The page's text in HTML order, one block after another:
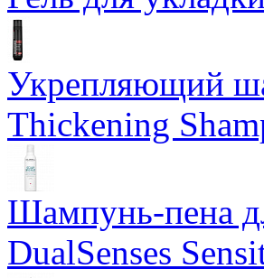
Укрепляющий
Thickening
Шампунь-пена
DualSenses